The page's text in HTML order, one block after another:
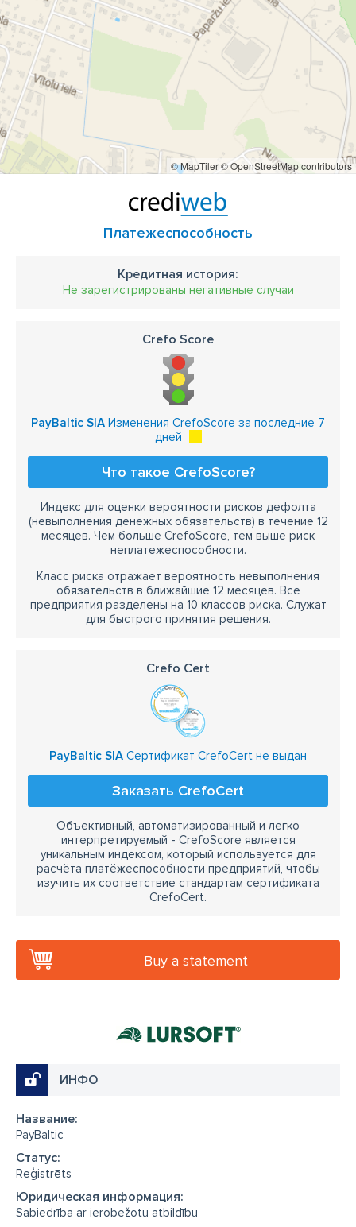
© MapTiler© OpenStreetMap contributors
Платежеспособность
Кредитная история:
Не зарегистрированы негативные случаи
Crefo Score
PayBaltic SIA Изменения CrefoScore за последние 7
дней
Что такое CrefoScore?
Индекс для оценки вероятности рисков дефолта
(невыполнения денежных обязательств) в течение 12
месяцев. Чем больше CrefoScore, тем выше риск
неплатежеспособности.
Класс риска отражает вероятность невыполнения
обязательств в ближайшие 12 месяцев. Все
предприятия разделены на 10 классов риска. Служат
для быстрого принятия решения.
Crefo Cert
PayBaltic SIA Сертификат CrefoCert не выдан
Заказать CrefoCert
Объективный, автоматизированный и легко
интерпретируемый - CrefoScore является
уникальным индексом, который используется для
расчёта платёжеспособности предприятий, чтобы
изучить их соответствие стандартам сертификата
CrefoCert.
Buy a statement
ИНФО
Название:
PayBaltic
Cтатус:
Reģistrēts
Юридическая информация:
Sabiedrība ar ierobežotu atbildību